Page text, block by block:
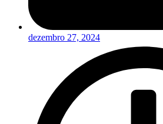
dezembro 27, 2024